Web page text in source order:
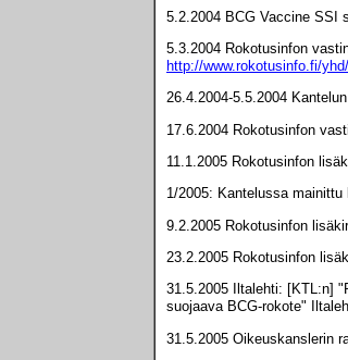
5.2.2004 BCG Vaccine SSI
5.3.2004 Rokotusinfon
http://www.rokotusinfo.fi/
26.4.2004-5.5.2004
17.6.2004 Rokotusinfon
11.1.2005 Rokotusinfon
1/2005: Kantelussa mainittu
9.2.2005 Rokotusinfon
23.2.2005 Rokotusinfon
31.5.2005 Iltalehti: [KTL:n]
suojaava BCG-rokote"
31.5.2005 Oikeuskanslerin